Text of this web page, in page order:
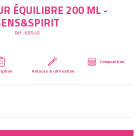
ÉQUILIBRE 200 ML -
Réf :68545
Astuces & utilisation
Composition